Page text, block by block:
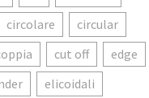
circolare
circular
cut off
edge
elicoidali